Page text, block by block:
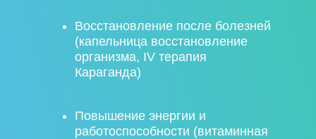
Восстановление после болезней
(капельница восстановление
организма, IV терапия
Караганда)
Повышение энергии и
работоспособности (витаминная